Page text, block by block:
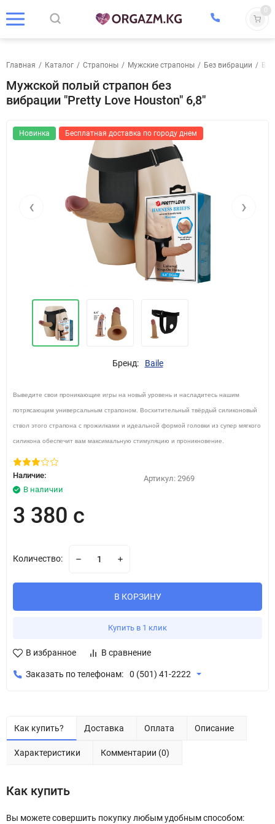
0
Главная / Каталог / Страпоны / Мужские страпоны / Без вибрации /
Мужской полый страпон без
вибрации "Pretty Love Houston" 6,8"
Новинка Бесплатная доставка по городу днем
‹ ›
Бренд: Baile
Выведите свои проникающие игры на новый уровень и насладитесь нашим
потрясающим универсальным страпоном. Восхитительный твёрдый силиконовый
ствол этого страпона с прожилками и идеальной формой головки из супер мягкого
силикона обеспечит вам максимальную стимуляцию и проникновение.
Наличие:
В наличии
Артикул: 2969
3 380 с
Количество:
В КОРЗИНУ
Купить в 1 клик
В избранное В сравнение
Заказать по телефонам: 0 (501) 41-2222
Как купить? Доставка Оплата Описание
Характеристики Комментарии (0)
Как купить
Вы можете совершить покупку любым удобным способом: